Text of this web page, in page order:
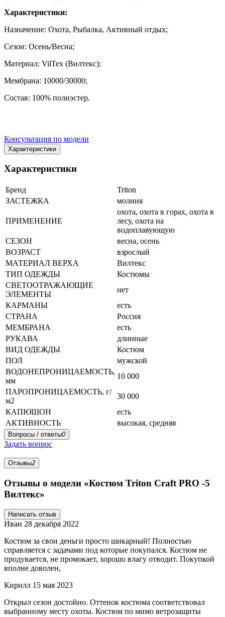
Характеристики:
Назначение: Охота, Рыбалка, Активный отдых;
Сезон: Осень/Весна;
Материал: VilTex (Вилтекс);
Мембрана: 10000/30000;
Состав: 100% полиэстер.
Консультация по модели
Характеристики
Характеристики
Бренд
Triton
ЗАСТЕЖКА
молния
ПРИМЕНЕНИЕ
охота, охота в горах, охота в
лесу, охота на
водоплавующую
СЕЗОН
весна, осень
ВОЗРАСТ
взрослый
МАТЕРИАЛ ВЕРХА
Вилтекс
ТИП ОДЕЖДЫ
Костюмы
СВЕТООТРАЖАЮЩИЕ
ЭЛЕМЕНТЫ
нет
КАРМАНЫ
есть
СТРАНА
Россия
МЕМБРАНА
есть
РУКАВА
длинные
ВИД ОДЕЖДЫ
Костюм
ПОЛ
мужской
ВОДОНЕПРОНИЦАЕМОСТЬ,
мм
10 000
ПАРОПРОНИЦАЕМОСТЬ, г/
м2
30 000
КАПЮШОН
есть
АКТИВНОСТЬ
высокая, средняя
Вопросы / ответы0
Задать вопрос
Отзывы2
Отзывы о модели «Костюм Triton Craft PRO -5
Вилтекс»
Написать отзыв
Иван 28 декабря 2022
Костюм за свои деньги просто шикарный! Полностью
справляется с задачами под которые покупался. Костюм не
продувается, не промокает, хорошо влагу отводит. Покупкой
вполне доволен,
Кирилл 15 мая 2023
Открыл сезон достойно. Оттенок костюма соответствовал
выбранному месту охоты. Костюм по мимо ветрозащиты